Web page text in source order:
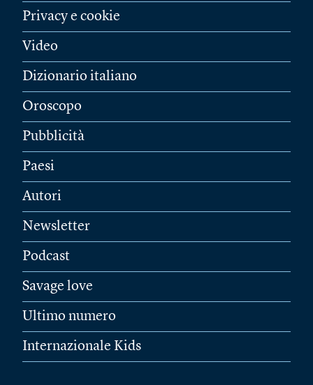
Privacy e cookie
Video
Dizionario italiano
Oroscopo
Pubblicità
Paesi
Autori
Newsletter
Podcast
Savage love
Ultimo numero
Internazionale Kids